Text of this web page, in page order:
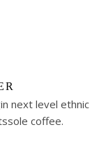
next level ethnic
coffee.